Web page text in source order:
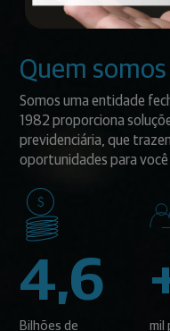
Quem somos
Somos uma entidade
1982 proporciona
previdenciária, que
oportunidades para
4,6
Bilhões de
mil